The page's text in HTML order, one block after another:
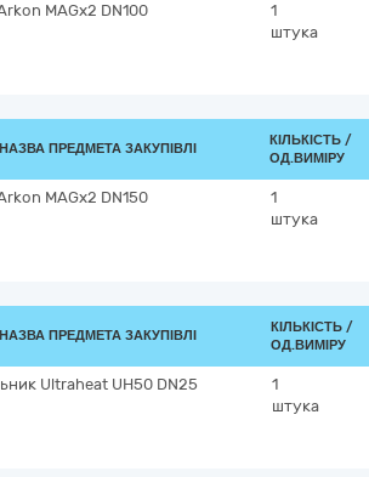
MAGx2 DN100
1
штука
ПРЕДМЕТА ЗАКУПІВЛІ
КІЛЬКІСТЬ /
ОД.ВИМІРУ
MAGx2 DN150
1
штука
ПРЕДМЕТА ЗАКУПІВЛІ
КІЛЬКІСТЬ /
ОД.ВИМІРУ
Ultraheat UH50 DN25
1
штука